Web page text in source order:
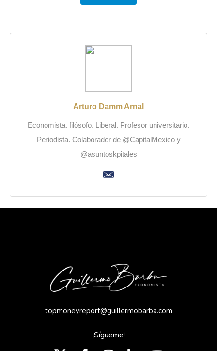
Arturo Damm Arnal
Economista, filósofo. Liberal. Profesor universitario.
Periodista. Colaborador de @CapitalMexico y
@asuntoskpitales
topmoneyreport@guillermobarba.com
¡Sígueme!